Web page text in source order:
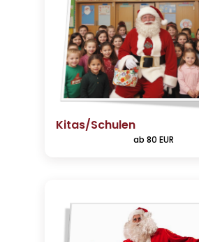
Kitas/Schulen
ab 80 EUR